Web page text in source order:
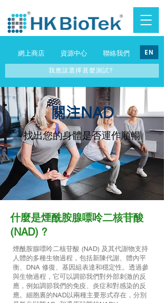
網上商店 資源中心 聯絡我們 EN
我應該選擇甚麼測試?
​關注NAD
找出您的身體是否運作順暢
什麼是煙酰胺腺嘌呤二核苷酸
(NAD) ?
煙酰胺腺嘌呤二核苷酸 (NAD) 及其代謝物支持
人體的多種生物過程，包括新陳代謝、體內平
衡、DNA 修復、基因組表達和穩定性。透過參
與生物過程，它可以調節我們對外部刺激的反
應，例如調節我們的免疫、炎症和對感染的反
應。細胞裏的NAD以兩種主要形式存在，分別